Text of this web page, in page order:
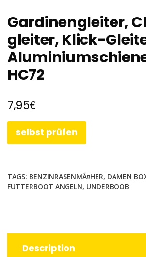
Gardinengleiter,
gleiter, Klick-
HC72
7,95€
selbst prüfen
TAGS: BENZINRASENMÃ¤HER, DAMEN
FUTTERBOOT ANGELN, UNDERBOOB
Description